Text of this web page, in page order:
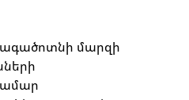
մարզի